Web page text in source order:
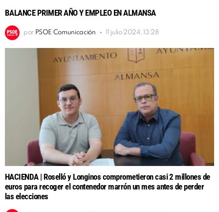
BALANCE PRIMER AÑO Y EMPLEO EN ALMANSA
por PSOE Comunicación 11 julio 2024, 13:28
HACIENDA | Roselló y Longinos comprometieron casi 2 millones de
euros para recoger el contenedor marrón un mes antes de perder
las elecciones